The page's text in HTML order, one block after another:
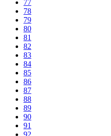
77
78
79
80
81
82
83
84
85
86
87
88
89
90
91